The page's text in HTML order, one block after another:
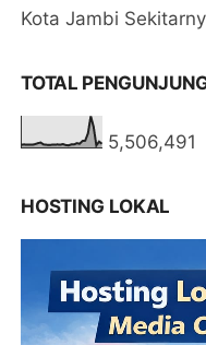
Kota Jambi
TOTAL
5,506,491
HOSTING LOKAL